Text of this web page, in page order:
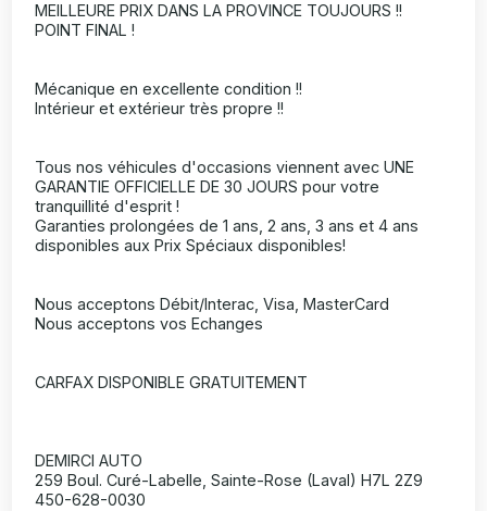
MEILLEURE PRIX DANS LA PROVINCE TOUJOURS !!
POINT FINAL !
Mécanique en excellente condition !!
Intérieur et extérieur très propre !!
Tous nos véhicules d'occasions viennent avec UNE
GARANTIE OFFICIELLE DE 30 JOURS pour votre
tranquillité d'esprit !
Garanties prolongées de 1 ans, 2 ans, 3 ans et 4 ans
disponibles aux Prix Spéciaux disponibles!
Nous acceptons Débit/Interac, Visa, MasterCard
Nous acceptons vos Echanges
CARFAX DISPONIBLE GRATUITEMENT
DEMIRCI AUTO
259 Boul. Curé-Labelle, Sainte-Rose (Laval) H7L 2Z9
450-628-0030